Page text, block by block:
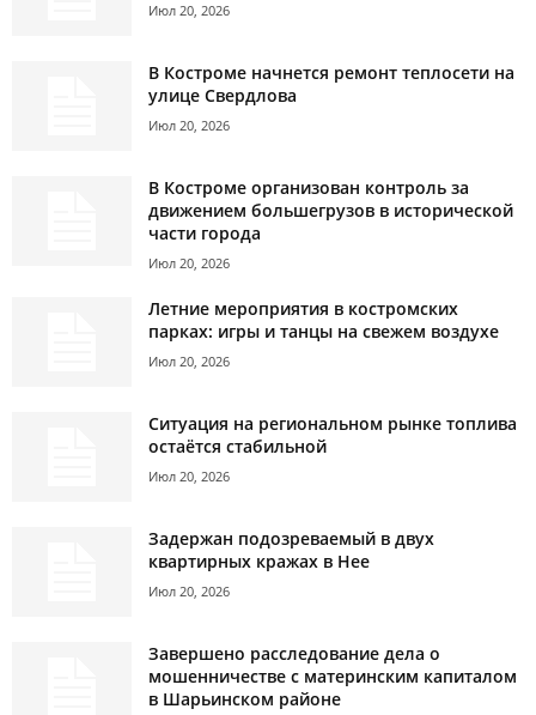
Июл 20, 2026
В Костроме начнется ремонт теплосети на
улице Свердлова
Июл 20, 2026
В Костроме организован контроль за
движением большегрузов в исторической
части города
Июл 20, 2026
Летние мероприятия в костромских
парках: игры и танцы на свежем воздухе
Июл 20, 2026
Ситуация на региональном рынке топлива
остаётся стабильной
Июл 20, 2026
Задержан подозреваемый в двух
квартирных кражах в Нее
Июл 20, 2026
Завершено расследование дела о
мошенничестве с материнским капиталом
в Шарьинском районе